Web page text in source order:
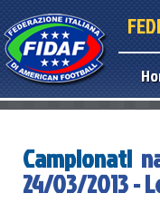
Campionati
24/03/2013 -